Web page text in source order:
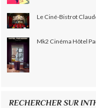
Le Ciné-Bistrot
Mk2 Cinéma Hôtel
RECHERCHER SUR